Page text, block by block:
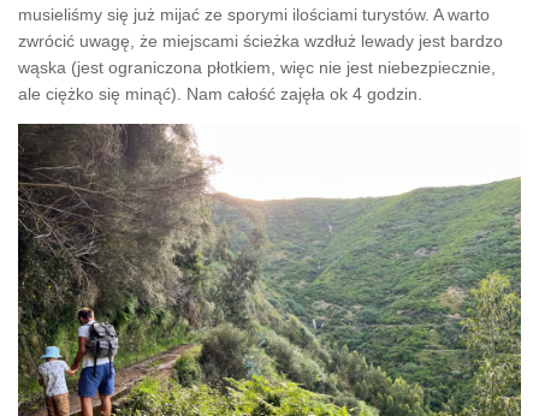
musieliśmy się już mijać ze sporymi ilościami turystów. A warto
zwrócić uwagę, że miejscami ścieżka wzdłuż lewady jest bardzo
wąska (jest ograniczona płotkiem, więc nie jest niebezpiecznie,
ale ciężko się minąć). Nam całość zajęła ok 4 godzin.